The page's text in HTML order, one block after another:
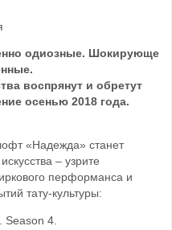
одиозные. Шокирующе
воспрянут и обретут
осенью 2018 года.
«Надежда» станет
– узрите
перформанса и
тату-культуры:
Season 4.